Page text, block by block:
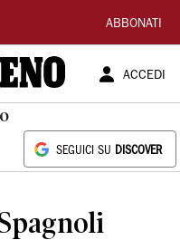
ABBONATI
ACCEDI
SEGUICI SU DISCOVER